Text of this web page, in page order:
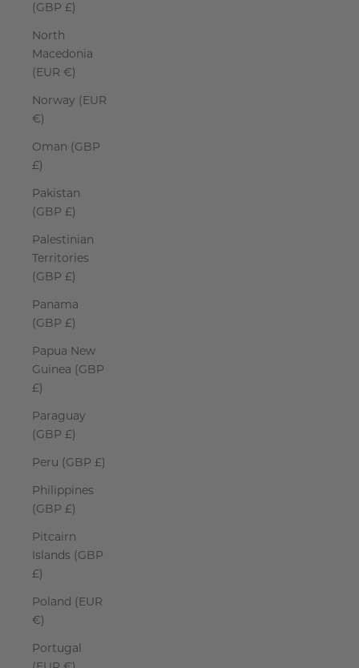
(GBP £)
North
Macedonia
(EUR €)
Norway (EUR
€)
Oman (GBP
£)
Pakistan
(GBP £)
Palestinian
Territories
(GBP £)
Panama
(GBP £)
Papua New
Guinea (GBP
£)
Paraguay
(GBP £)
Peru (GBP £)
Philippines
(GBP £)
Pitcairn
Islands (GBP
£)
Poland (EUR
€)
Portugal